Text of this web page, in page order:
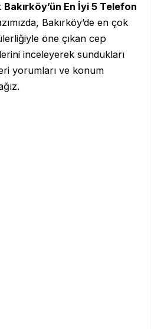
Bakırköy’ün En İyi 5 Telefon
Bakırköy’de en çok
öne çıkan cep
inceleyerek sundukları
yorumları ve konum